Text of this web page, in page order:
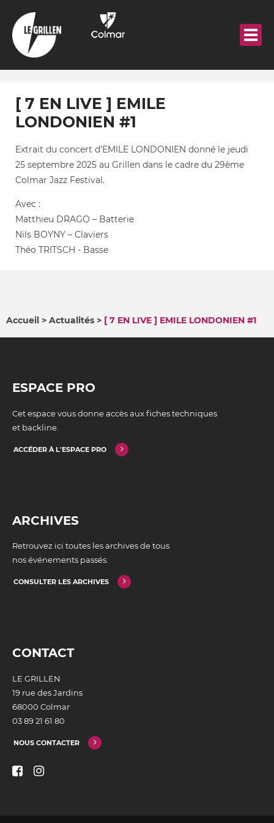
contenu
principal
[ 7 EN LIVE ] EMILE
LONDONIEN #1
Extrait du concert d’EMILE LONDONIEN donné le jeudi
25 septembre 2025 au Grillen dans le cadre du 29ème
Colmar Jazz Festival.
Avec :
Matthieu DRAGO – Batterie
Nils BOYNY – Claviers
Théo TRITSCH - Basse
Accueil Actualités [ 7 EN LIVE ] EMILE LONDONIEN #1
ESPACE PRO
Cet espace vous donne accès aux fiches techniques
et backline.
ACCÉDER À L'ESPACE PRO
ARCHIVES
Retrouvez ici toutes les archives de tous
nos événements passés.
CONSULTER LES ARCHIVES
CONTACT
LE GRILLEN
19 rue des Jardins
68000 Colmar
03 89 21 61 80
NOUS CONTACTER